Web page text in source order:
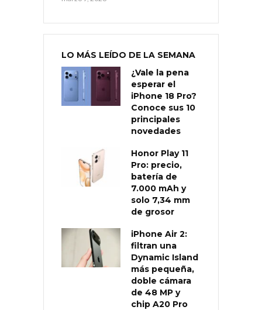
LO MÁS LEÍDO DE LA SEMANA
¿Vale la pena
esperar el
iPhone 18 Pro?
Conoce sus 10
principales
novedades
Honor Play 11
Pro: precio,
batería de
7.000 mAh y
solo 7,34 mm
de grosor
iPhone Air 2:
filtran una
Dynamic Island
más pequeña,
doble cámara
de 48 MP y
chip A20 Pro